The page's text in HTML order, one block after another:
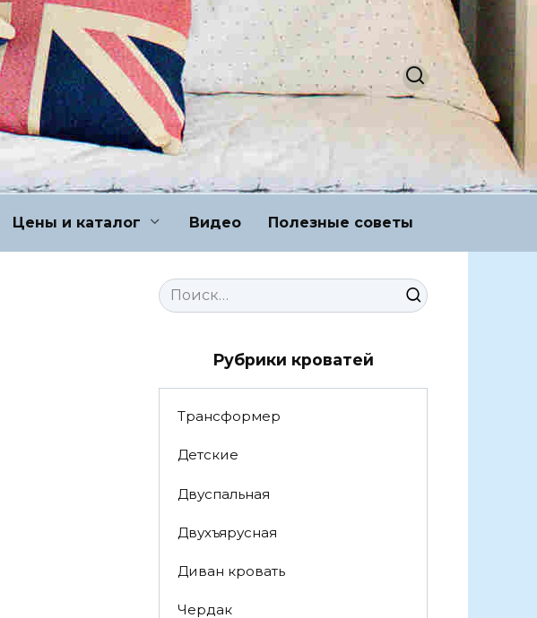
Цены и каталог Видео Полезные советы
Search
for:
Рубрики кроватей
Трансформер
Детские
Двуспальная
Двухъярусная
Диван кровать
Чердак